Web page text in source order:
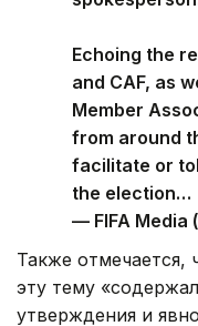
Echoing the
and CAF, as
Member
from around
facilitate or
the election…
— FIFA
Также отмечается,
эту тему
утверждения и